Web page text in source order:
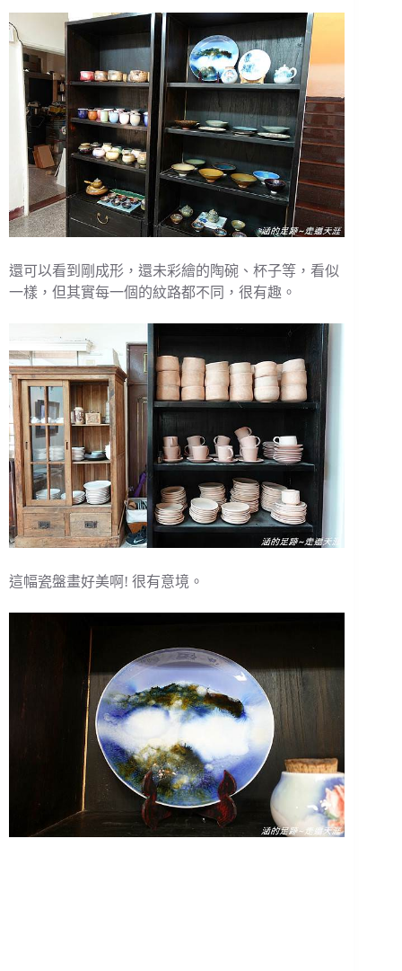
還可以看到剛成形，還未彩繪的陶碗、杯子等，看似
一樣，但其實每一個的紋路都不同，很有趣。
這幅瓷盤畫好美啊! 很有意境。